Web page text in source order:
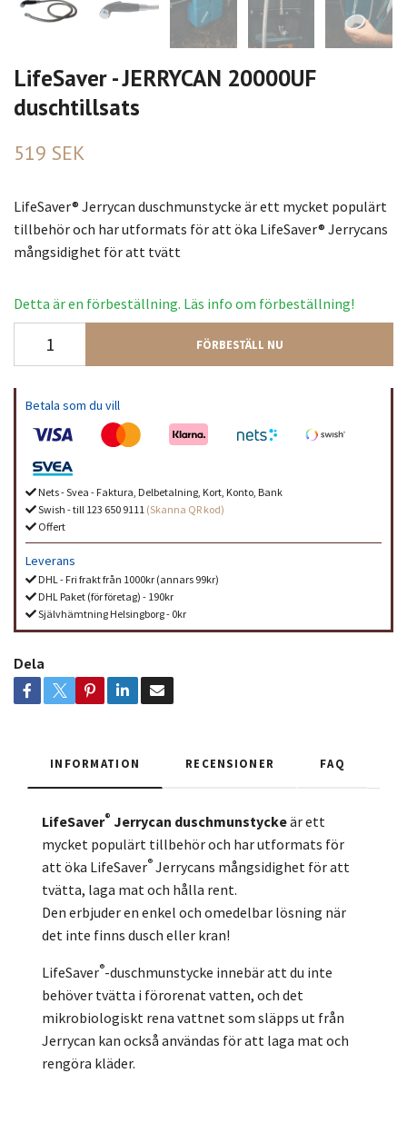
LifeSaver - JERRYCAN 20000UF
duschtillsats
519 SEK
LifeSaver® Jerrycan duschmunstycke är ett mycket populärt
tillbehör och har utformats för att öka LifeSaver® Jerrycans
mångsidighet för att tvätt
Detta är en förbeställning. Läs info om förbeställning!
FÖRBESTÄLL NU
Betala som du vill
Nets - Svea - Faktura, Delbetalning, Kort, Konto, Bank
Swish - till 123 650 9111 (Skanna QR kod)
Offert
Leverans
DHL - Fri frakt från 1000kr (annars 99kr)
DHL Paket (för företag) - 190kr
Självhämtning Helsingborg - 0kr
Dela
INFORMATION RECENSIONER FAQ
LifeSaver® Jerrycan duschmunstyckeär ett
mycket populärt tillbehör och har utformats för
att öka LifeSaver® Jerrycans mångsidighet för att
tvätta, laga mat och hålla rent.
Den erbjuder en enkel och omedelbar lösning när
det inte finns dusch eller kran!
LifeSaver®-duschmunstycke innebär att du inte
behöver tvätta i förorenat vatten, och det
mikrobiologiskt rena vattnet som släpps ut från
Jerrycan kan också användas för att laga mat och
rengöra kläder.